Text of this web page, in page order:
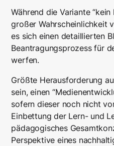
Während die Variante
großer Wahrscheinlichkeit
es sich einen detaillierten
Beantragungsprozess für
werfen.
Größte Herausforderung
sein, einen
sofern dieser noch nicht
Einbettung der Lern- und
pädagogisches
Perspektive eines